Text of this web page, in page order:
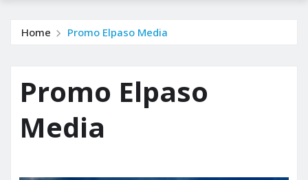
Home Promo Elpaso Media
Promo Elpaso
Media